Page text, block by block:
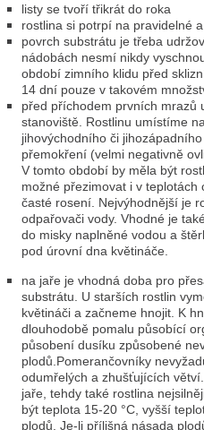
listy se tvoří třikrát do roka
rostlina si potrpí na pravidelné
povrch substrátu je třeba
nádobách nesmí nikdy
období zimního klidu před
14 dní pouze v takovém
před příchodem prvních mrazů
stanoviště. Rostlinu umístíme
jihovýchodního či
přemokření (velmi negativně
V tomto období by měla být
možné přezimovat i v teplotách
časté rosení. Nejvýhodnější je
odpařovači vody. Vhodné je
do misky naplněné vodou a
pod úrovní dna květináče.
na jaře je vhodná doba pro
substrátu. U starších rostlin
květináči a začneme hnojit. K
dlouhodobě pomalu působící
působení dusíku způsobené
plodů.Pomerančovníky
odumřelých a zhušťujících
jaře, tehdy také rostlina
být teplota 15-20 °C, vyšší
plodů. Je-li přílišná násada